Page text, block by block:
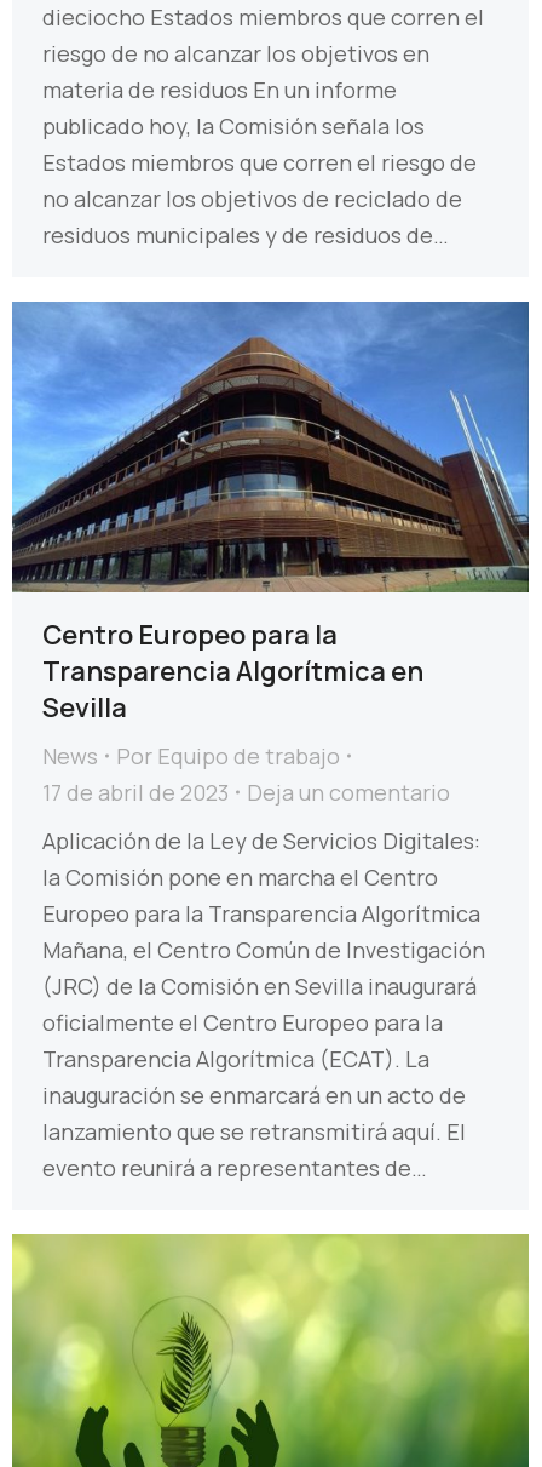
dieciocho Estados miembros que corren el
riesgo de no alcanzar los objetivos en
materia de residuos En un informe
publicado hoy, la Comisión señala los
Estados miembros que corren el riesgo de
no alcanzar los objetivos de reciclado de
residuos municipales y de residuos de…
Centro Europeo para la
Transparencia Algorítmica en
Sevilla
News Por Equipo de trabajo
17 de abril de 2023
Deja un comentario
Aplicación de la Ley de Servicios Digitales:
la Comisión pone en marcha el Centro
Europeo para la Transparencia Algorítmica
Mañana, el Centro Común de Investigación
(JRC) de la Comisión en Sevilla inaugurará
oficialmente el Centro Europeo para la
Transparencia Algorítmica (ECAT). La
inauguración se enmarcará en un acto de
lanzamiento que se retransmitirá aquí. El
evento reunirá a representantes de…